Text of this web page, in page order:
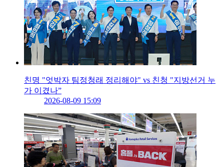
친명 "엇박자 팀정청래 정리해야" vs 친청 "지방선거 누
가 이겼나”
2026-08-09 15:09